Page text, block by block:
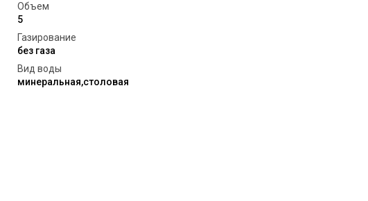
Объем
5
Газирование
без газа
Вид воды
минеральная,столовая